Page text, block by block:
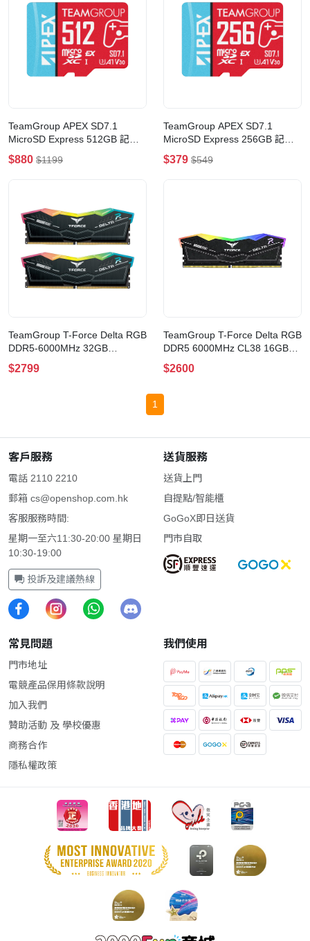
TeamGroup APEX SD7.1
MicroSD Express 512GB 記憶
卡(適用於Nintendo Switch 2)
(512GB)
$880 $1199
TeamGroup APEX SD7.1
MicroSD Express 256GB 記憶
卡(適用於Nintendo Switch 2)
(256GB)
$379 $549
TeamGroup T-Force Delta RGB
DDR5-6000MHz 32GB
(16GBx2) CL30
Black(FF3D532G6000HC30ADC01)
$2799
TeamGroup T-Force Delta RGB
DDR5 6000MHz CL38 16GB
×2(Black)
$2600
1
客戶服務
電話 2110 2210
郵箱 cs@openshop.com.hk
客服服務時間:
星期一至六11:30-20:00 星期日
10:30-19:00
投訴及建議熱線
送貨服務
送貨上門
自提點/智能櫃
GoGoX即日送貨
門市自取
常見問題
門市地址
電競產品保用條款說明
加入我們
贊助活動 及 學校優惠
商務合作
隱私權政策
我們使用